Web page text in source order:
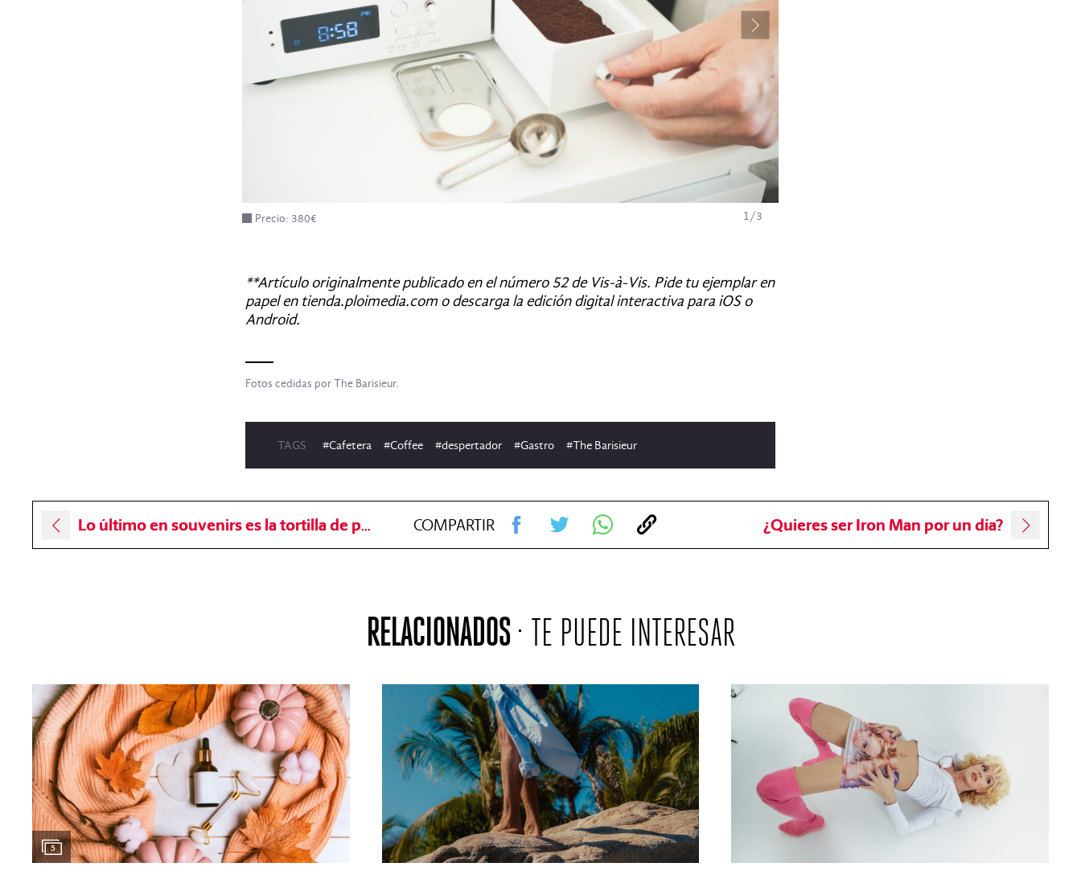
Precio: 380€ 1/3
**Artículo originalmente publicado en el número 52 de Vis-à-Vis. Pide tu ejemplar en
papel en tienda.ploimedia.com o descarga la edición digital interactiva para iOS o
Android.
Fotos cedidas por The Barisieur.
TAGS #Cafetera #Coffee #despertador #Gastro #The Barisieur
COMPARTIR
Lo último en souvenirs es la tortilla de patatas enlatada ¿Quieres ser Iron Man por un día?
RELACIONADOS TE PUEDE INTERESAR
5